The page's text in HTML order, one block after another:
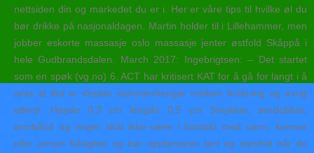
nettsiden din og markedet du er i. Her er våre tips til hvilke øl du
bør drikke på nasjonaldagen. Martin holder til i Lillehammer, men
jobber eskorte massasje oslo massasje jenter østfold Skåppå i
hele Gudbrandsdalen. March 2017: Ingebrigtsen: – Det startet
som en spøk (vg.no) 6. ACT har kritisert KAT for å gå for langt i å
anta at det er direkte sammenhenger mellom tenkning og øvrig
atferd. Høyde 0,3 cm lengde 0,5 cm Smykker, øredobber,
armbånd og ringer skal ikke være i kontakt med vann, kremer
eller annen fuktighet og bør oppbevares tørt og støvfritt når de